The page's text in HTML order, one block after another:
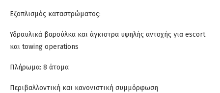
Εξοπλισμός καταστρώματος:
Υδραυλικά βαρούλκα και άγκιστρα υψηλής αντοχής για escort
και towing operations
Πλήρωμα: 8 άτομα
Περιβαλλοντική και κανονιστική συμμόρφωση